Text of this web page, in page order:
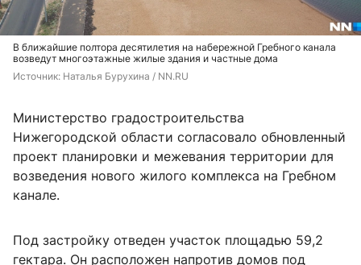
В ближайшие полтора десятилетия на набережной Гребного канала
возведут многоэтажные жилые здания и частные дома
Источник: Наталья Бурухина / NN.RU
Министерство градостроительства
Нижегородской области согласовало обновленный
проект планировки и межевания территории для
возведения нового жилого комплекса на Гребном
канале.
Под застройку отведен участок площадью 59,2
гектара. Он расположен напротив домов под